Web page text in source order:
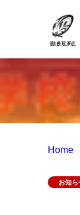
Home